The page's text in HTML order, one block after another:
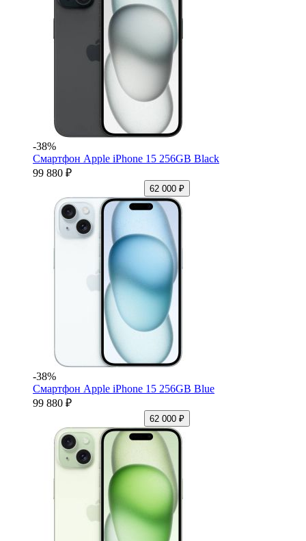
-38%
Смартфон Apple iPhone 15 256GB Black
99 880 ₽
62 000 ₽
-38%
Смартфон Apple iPhone 15 256GB Blue
99 880 ₽
62 000 ₽